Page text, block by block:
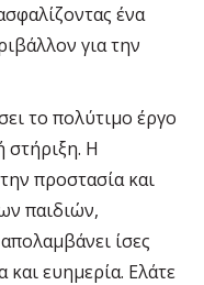
ένα
για την
το πολύτιμο έργο
στήριξη. Η
προστασία και
παιδιών,
ίσες
και ευημερία. Ελάτε